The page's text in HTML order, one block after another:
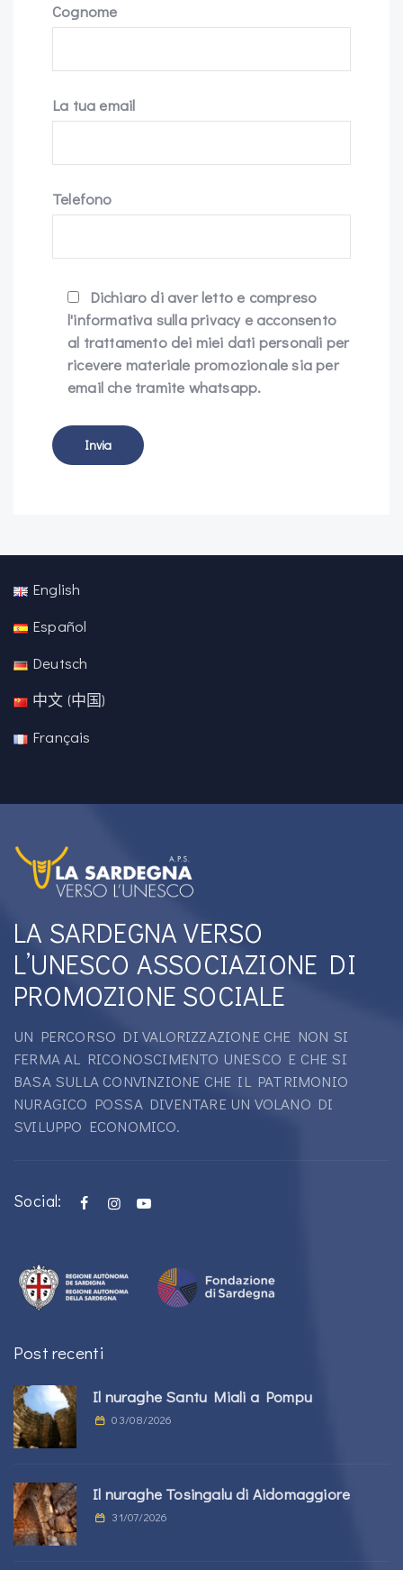
Cognome
La tua email
Telefono
Dichiaro di aver letto e compreso
l'informativa sulla privacy e acconsento
al trattamento dei miei dati personali per
ricevere materiale promozionale sia per
email che tramite whatsapp.
English
Español
Deutsch
中文 (中国)
Français
LA SARDEGNA VERSO
L’UNESCO ASSOCIAZIONE DI
PROMOZIONE SOCIALE
UN PERCORSO DI VALORIZZAZIONE CHE NON SI
FERMA AL RICONOSCIMENTO UNESCO E CHE SI
BASA SULLA CONVINZIONE CHE IL PATRIMONIO
NURAGICO POSSA DIVENTARE UN VOLANO DI
SVILUPPO ECONOMICO.
Social:
Post recenti
Il nuraghe Santu Miali a Pompu
03/08/2026
Il nuraghe Tosingalu di Aidomaggiore
31/07/2026